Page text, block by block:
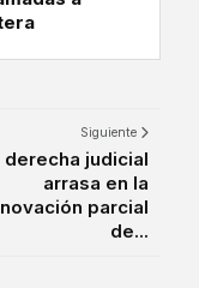
Siguiente
derecha judicial
arrasa en la
parcial
de...